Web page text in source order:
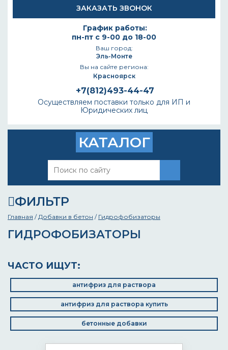
ЗАКАЗАТЬ ЗВОНОК
График работы:
пн-пт с 9-00 до 18-00
Ваш город:
Эль-Монте
Вы на сайте региона:
Красноярск
+7(812)493-44-47
Осуществляем поставки только для ИП и
Юридических лиц
КАТАЛОГ
ФИЛЬТР
Главная /Добавки в бетон / Гидрофобизаторы
ГИДРОФОБИЗАТОРЫ
ЧАСТО ИЩУТ:
антифриз для раствора
антифриз для раствора купить
бетонные добавки